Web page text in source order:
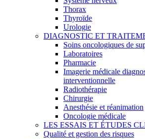
Thorax
Thyroïde
Urologie
DIAGNOSTIC ET
Soins oncologiques de
Laboratoires
Pharmacie
Imagerie médicale
interventionnelle
Radiothérapie
Chirurgie
Anesthésie et réanimation
Oncologie médicale
LES ESSAIS ET ÉTUDES
Qualité et gestion des risques